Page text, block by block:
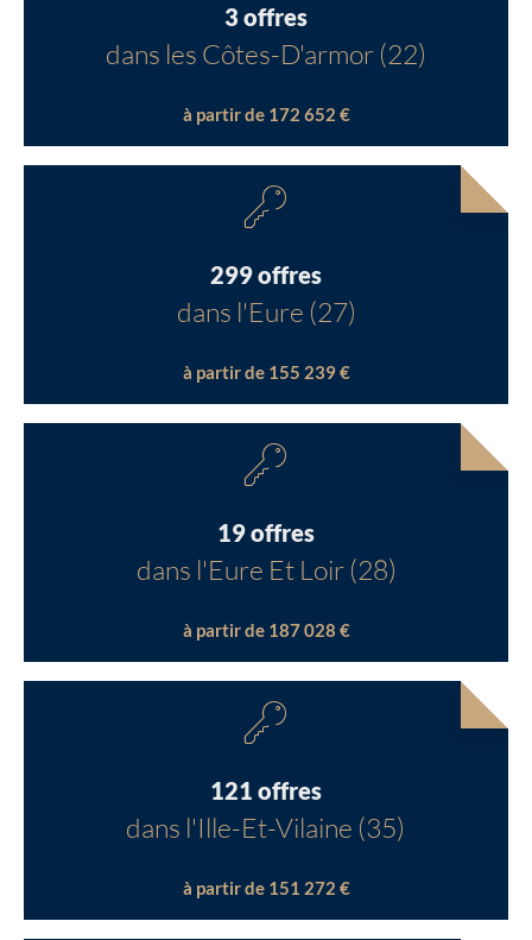
3 offres
dans les Côtes-D'armor (22)
à partir de 172 652 €
299 offres
dans l'Eure (27)
à partir de 155 239 €
19 offres
dans l'Eure Et Loir (28)
à partir de 187 028 €
121 offres
dans l'Ille-Et-Vilaine (35)
à partir de 151 272 €